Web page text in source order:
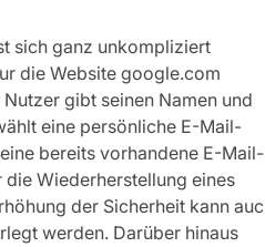
sich ganz unkompliziert
die Website google.com
gibt seinen Namen und
eine persönliche E-Mail-
bereits vorhandene E-Mail-
die Wiederherstellung eines
der Sicherheit kann
werden. Darüber hinaus